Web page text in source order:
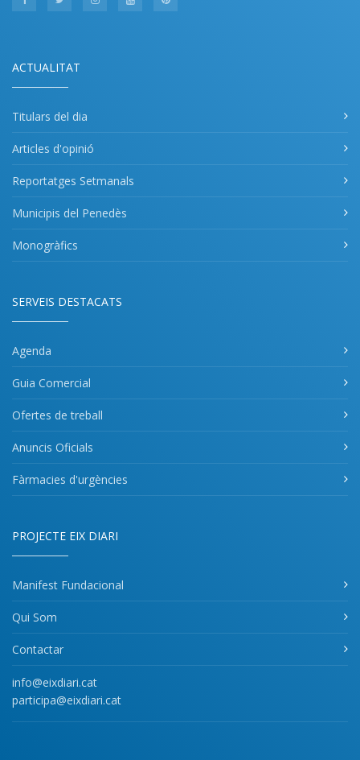
ACTUALITAT
Titulars del dia
Articles d'opinió
Reportatges Setmanals
Municipis del Penedès
Monogràfics
SERVEIS DESTACATS
Agenda
Guia Comercial
Ofertes de treball
Anuncis Oficials
Fàrmacies d'urgències
PROJECTE EIX DIARI
Manifest Fundacional
Qui Som
Contactar
info@eixdiari.cat
participa@eixdiari.cat